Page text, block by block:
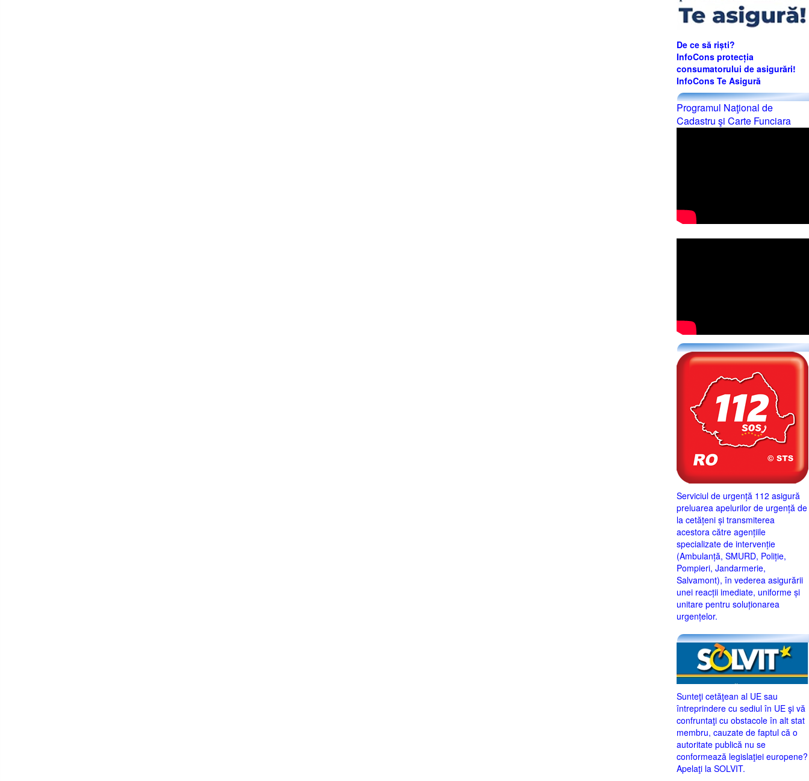
De ce să riști?
InfoCons protecția
consumatorului de asigurări!
InfoCons Te Asigură
Programul Naţional de
Cadastru şi Carte Funciara
Serviciul de urgență 112 asigură
preluarea apelurilor de urgență de
la cetățeni și transmiterea
acestora către agențiile
specializate de intervenție
(Ambulanță, SMURD, Poliție,
Pompieri, Jandarmerie,
Salvamont), în vederea asigurării
unei reacții imediate, uniforme și
unitare pentru soluționarea
urgențelor.
Sunteţi cetăţean al UE sau
întreprindere cu sediul în UE şi vă
confruntaţi cu obstacole în alt stat
membru, cauzate de faptul că o
autoritate publică nu se
conformează legislaţiei europene?
Apelaţi la SOLVIT.